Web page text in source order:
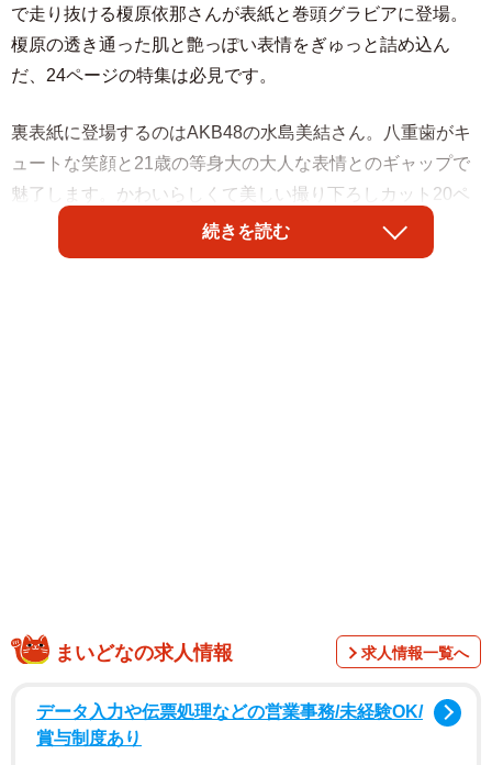
で走り抜ける榎原依那さんが表紙と巻頭グラビアに登場。
榎原の透き通った肌と艶っぽい表情をぎゅっと詰め込ん
だ、24ページの特集は必見です。
裏表紙に登場するのはAKB48の水島美結さん。八重歯がキ
ュートな笑顔と21歳の等身大の大人な表情とのギャップで
魅了します。かわいらしくて美しい撮り下ろしカット20ペ
続きを読む
まいどなの求人情報 求人情報一覧へ
データ入力や伝票処理などの営業事務/未経験OK/
賞与制度あり